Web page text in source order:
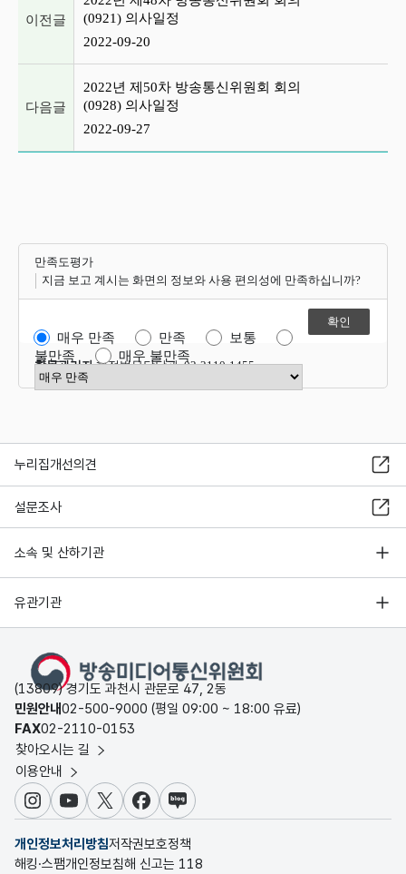
이전글
(0921) 의사일정
2022-09-20
다음글
2022년 제50차 방송통신위원회 회의
(0928) 의사일정
2022-09-27
만족도평가
지금 보고 계시는 화면의 정보와 사용 편의성에 만족하십니까?
매우 만족 만족
보통
불만족
매우 불만족
만족도 점수 선택
항목관리자행정법무담당관 02-2110-1455
누리집개선의견
설문조사
소속 및 산하기관
유관기관
(13809) 경기도 과천시 관문로 47, 2동
민원안내02-500-9000 (평일 09:00 ~ 18:00 유료)
FAX02-2110-0153
찾아오시는 길
이용안내
인스타그램
유튜브X 페이스북
블로그
개인정보처리방침저작권보호정책
해킹·스팸개인정보침해 신고는 118